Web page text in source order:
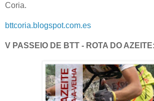
Coria.
bttcoria.blogspot.com.es
V PASSEIO DE BTT - ROTA DO AZEITE: